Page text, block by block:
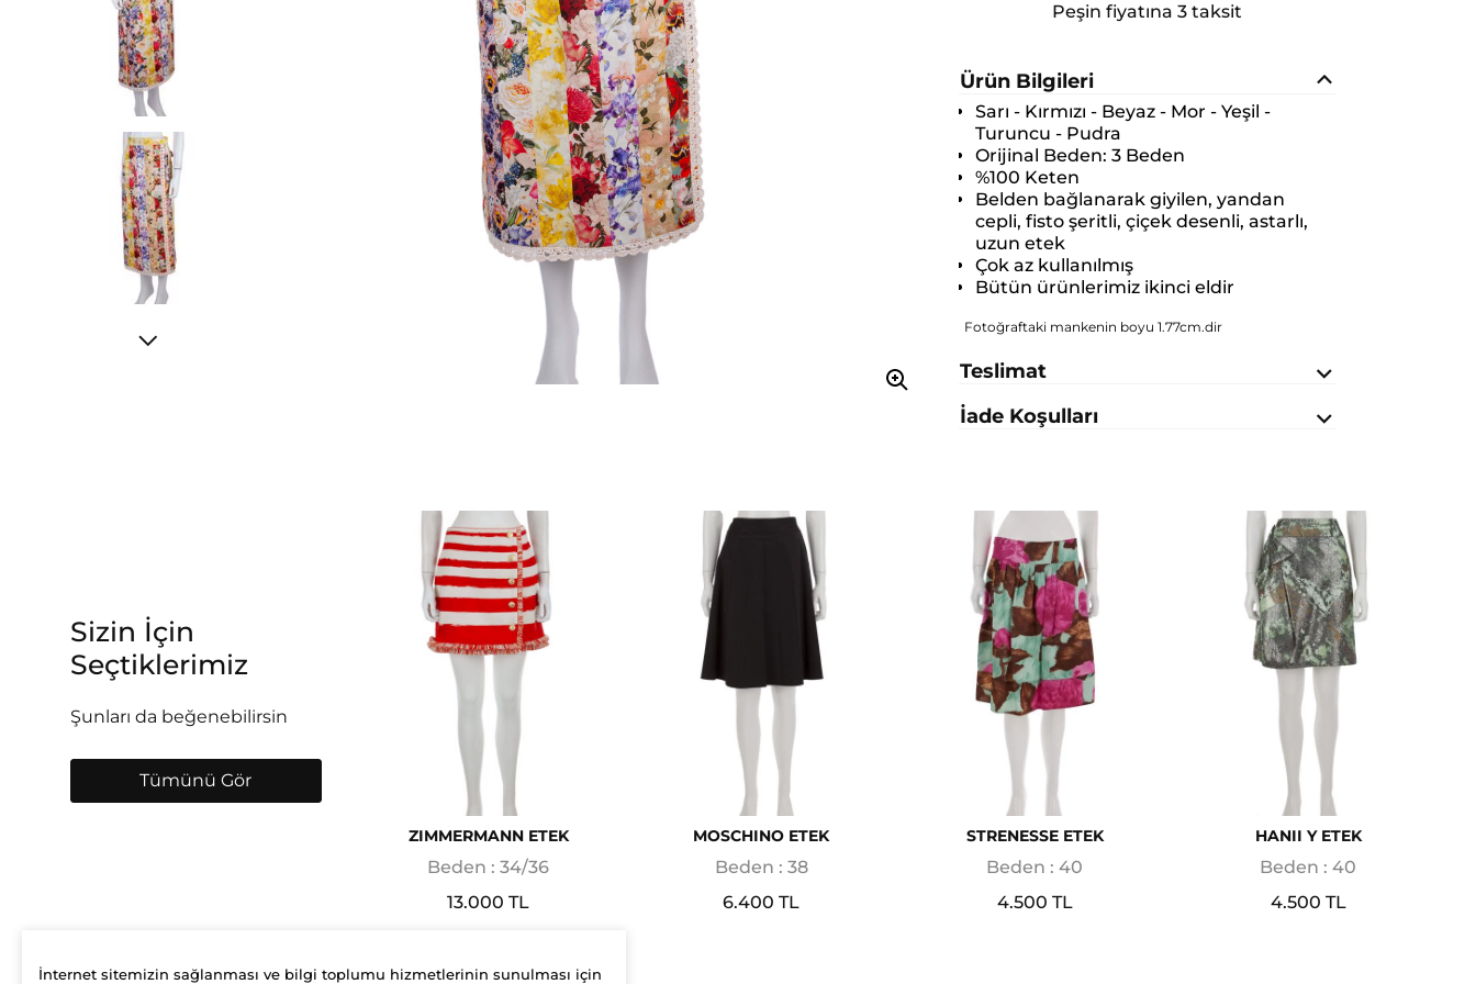
Peşin fiyatına 3 taksit
Ürün Bilgileri
Sarı - Kırmızı - Beyaz - Mor - Yeşil -
Turuncu - Pudra
Orijinal Beden: 3 Beden
%100 Keten
Belden bağlanarak giyilen, yandan
cepli, fisto şeritli, çiçek desenli, astarlı,
uzun etek
Çok az kullanılmış
Bütün ürünlerimiz ikinci eldir
Fotoğraftaki mankenin boyu 1.77cm.dir
Teslimat
İade Koşulları
Sizin İçin
Seçtiklerimiz
Şunları da beğenebilirsin
Tümünü Gör
ZIMMERMANN ETEK
Beden : 34/36
13.000 TL
MOSCHINO ETEK
Beden : 38
6.400 TL
STRENESSE ETEK
Beden : 40
4.500 TL
HANII Y ETEK
Beden : 40
4.500 TL
İnternet sitemizin sağlanması ve bilgi toplumu hizmetlerinin sunulması için